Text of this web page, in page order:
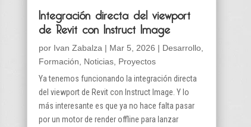
Integración directa del viewport
de Revit con Instruct Image
por Ivan Zabalza | Mar 5, 2026 | Desarrollo
Formación
Noticias Proyectos
Ya tenemos funcionando la integración directa
del viewport de Revit con Instruct Image. Y lo
más interesante es que ya no hace falta pasar
por un motor de render offline para lanzar